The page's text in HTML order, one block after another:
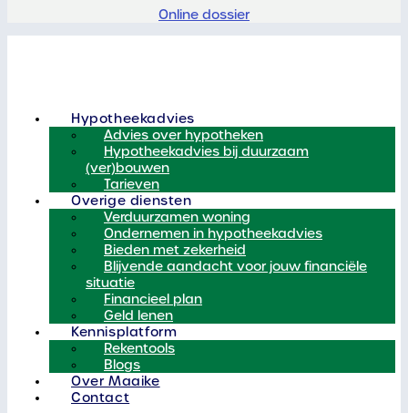
Online dossier
Hypotheekadvies
Advies over hypotheken
Hypotheekadvies bij duurzaam
(ver)bouwen
Tarieven
Overige diensten
Verduurzamen woning
Ondernemen in hypotheekadvies
Bieden met zekerheid
Blijvende aandacht voor jouw financiële
situatie
Financieel plan
Geld lenen
Kennisplatform
Rekentools
Blogs
Over Maaike
Contact